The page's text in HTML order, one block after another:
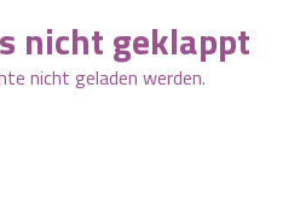
nicht geklappt
nicht geladen werden.